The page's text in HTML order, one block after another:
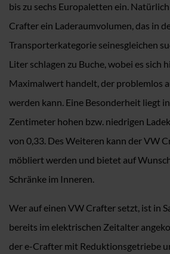
bis zu sechs Europaletten ein.
Crafter ein Laderaumvolumen, das in
Transporterkategorie seinesgleichen
Liter schlagen zu Buche, wobei es sich
Maximalwert handelt, der problemlos
werden kann. Eine Besonderheit liegt
Zentimeter hohen bzw. niedrigen
von 0,33. Des Weiteren kann der VW
möbliert werden und bietet auf
Schränke im Inneren.
Wer auf einen VW Crafter setzt, ist in
bereits im elektrischen Zeitalter
der e-Crafter mit Reduktionsgetriebe